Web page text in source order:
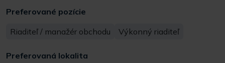
Preferované pozície
Riaditeľ / manažér obchodu
Výkonný riaditeľ
Preferovaná lokalita